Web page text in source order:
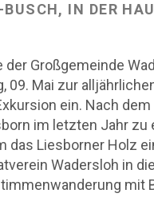
IN DER
der Großgemeinde
09. Mai zur
ein. Nach dem
im letzten Jahr zu
das Liesborner Holz
Wadersloh in
mit